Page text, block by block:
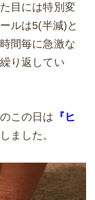
目には特別変
ルは5(半減)と
間毎に急激な
り返してい
この日は 『ヒ
ました。